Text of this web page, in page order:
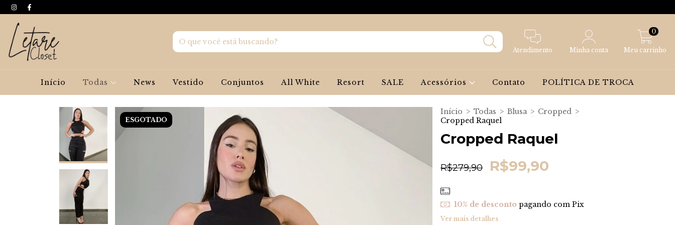
Atendimento Minha conta Meu carrinho
0
Início Todas News Vestido Conjuntos All White Resort SALE Acessórios Contato POLÍTICA DE TROCA
ESGOTADO
Início > Todas > Blusa > Cropped >
Cropped Raquel
Cropped Raquel
R$279,90 R$99,90
10% de desconto pagando com Pix
Ver mais detalhes